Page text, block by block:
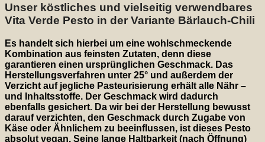
Unser köstliches und vielseitig verwendbares
Vita Verde Pesto in der Variante Bärlauch-Chili
Es handelt sich hierbei um eine wohlschmeckende
Kombination aus feinsten Zutaten, denn diese
garantieren einen ursprünglichen Geschmack. Das
Herstellungsverfahren unter 25° und außerdem der
Verzicht auf jegliche Pasteurisierung erhält alle Nähr –
und Inhaltsstoffe. Der Geschmack wird dadurch
ebenfalls gesichert. Da wir bei der Herstellung bewusst
darauf verzichten, den Geschmack durch Zugabe von
Käse oder Ähnlichem zu beeinflussen, ist dieses Pesto
absolut vegan. Seine lange Haltbarkeit (nach Öffnung)